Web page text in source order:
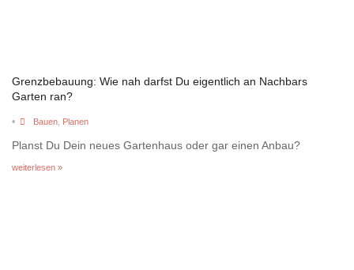
Grenzbebauung: Wie nah darfst Du eigentlich an Nachbars
Garten ran?
• Bauen, Planen
Planst Du Dein neues Gartenhaus oder gar einen Anbau?
weiterlesen »